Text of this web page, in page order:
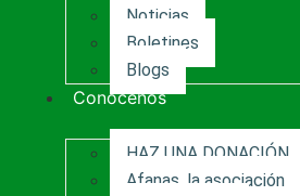
Noticias
Boletines
Blogs
Conócenos
HAZ UNA DONACIÓN
Afanas, la asociación